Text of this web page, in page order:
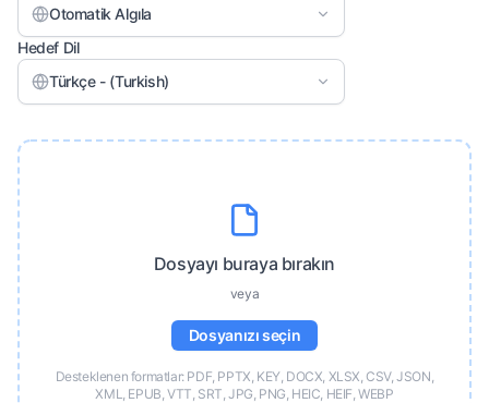
Otomatik Algıla
Hedef Dil
Türkçe - (Turkish)
Dosyayı buraya bırakın
veya
Dosyanızı seçin
Desteklenen formatlar: PDF, PPTX, KEY, DOCX, XLSX, CSV, JSON,
XML, EPUB, VTT, SRT, JPG, PNG, HEIC, HEIF, WEBP